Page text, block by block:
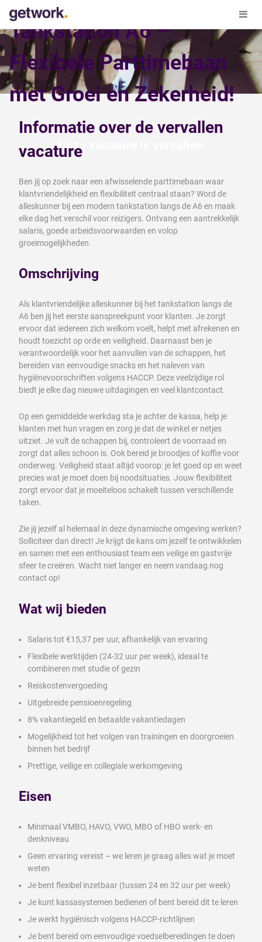
Tankstation A6 –
Flexibele Parttimebaan
met Groei en Zekerheid!
Deze vacature is vervallen
Informatie over de vervallen
vacature
Ben jij op zoek naar een afwisselende parttimebaan waar
klantvriendelijkheid en flexibiliteit centraal staan? Word de
alleskunner bij een modern tankstation langs de A6 en maak
elke dag het verschil voor reizigers. Ontvang een aantrekkelijk
salaris, goede arbeidsvoorwaarden en volop
groeimogelijkheden.
Omschrijving
Als klantvriendelijke alleskunner bij het tankstation langs de
A6 ben jij het eerste aanspreekpunt voor klanten. Je zorgt
ervoor dat iedereen zich welkom voelt, helpt met afrekenen en
houdt toezicht op orde en veiligheid. Daarnaast ben je
verantwoordelijk voor het aanvullen van de schappen, het
bereiden van eenvoudige snacks en het naleven van
hygiënevoorschriften volgens HACCP. Deze veelzijdige rol
biedt je elke dag nieuwe uitdagingen en veel klantcontact.
Op een gemiddelde werkdag sta je achter de kassa, help je
klanten met hun vragen en zorg je dat de winkel er netjes
uitziet. Je vult de schappen bij, controleert de voorraad en
zorgt dat alles schoon is. Ook bereid je broodjes of koffie voor
onderweg. Veiligheid staat altijd voorop: je let goed op en weet
precies wat je moet doen bij noodsituaties. Jouw flexibiliteit
zorgt ervoor dat je moeiteloos schakelt tussen verschillende
taken.
Zie jij jezelf al helemaal in deze dynamische omgeving werken?
Solliciteer dan direct! Je krijgt de kans om jezelf te ontwikkelen
en samen met een enthousiast team een veilige en gastvrije
sfeer te creëren. Wacht niet langer en neem vandaag nog
contact op!
Wat wij bieden
Salaris tot €15,37 per uur, afhankelijk van ervaring
Flexibele werktijden (24-32 uur per week), ideaal te
combineren met studie of gezin
Reiskostenvergoeding
Uitgebreide pensioenregeling
8% vakantiegeld en betaalde vakantiedagen
Mogelijkheid tot het volgen van trainingen en doorgroeien
binnen het bedrijf
Prettige, veilige en collegiale werkomgeving
Eisen
Minimaal VMBO, HAVO, VWO, MBO of HBO werk- en
denkniveau
Geen ervaring vereist – we leren je graag alles wat je moet
weten
Je bent flexibel inzetbaar (tussen 24 en 32 uur per week)
Je kunt kassasystemen bedienen of bent bereid dit te leren
Je werkt hygiënisch volgens HACCP-richtlijnen
Je bent bereid om eenvoudige voedselbereidingen te doen